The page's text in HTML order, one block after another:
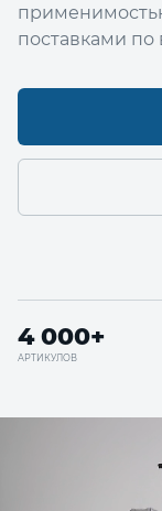
поставками по
4 000+
АРТИКУЛОВ